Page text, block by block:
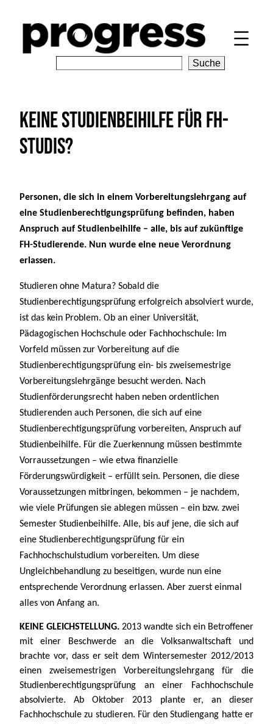
Inhalt
springen
c
h
Suche
Keine Studienbeihilfe für FH-
Studis?
Personen, die sich in einem Vorbereitungslehrgang auf
eine Studienberechtigungsprüfung befinden, haben
Anspruch auf Studienbeihilfe – alle, bis auf zukünftige
FH-Studierende. Nun wurde eine neue Verordnung
erlassen.
Studieren ohne Matura? Sobald die
Studienberechtigungsprüfung erfolgreich absolviert wurde,
ist das kein Problem. Ob an einer Universität,
Pädagogischen Hochschule oder Fachhochschule: Im
Vorfeld müssen zur Vorbereitung auf die
Studienberechtigungsprüfung ein- bis zweisemestrige
Vorbereitungslehrgänge besucht werden. Nach
Studienförderungsrecht haben neben ordentlichen
Studierenden auch Personen, die sich auf eine
Studienberechtigungsprüfung vorbereiten, Anspruch auf
Studienbeihilfe. Für die Zuerkennung müssen bestimmte
Vorraussetzungen – wie etwa finanzielle
Förderungswürdigkeit – erfüllt sein. Personen, die diese
Voraussetzungen mitbringen, bekommen – je nachdem,
wie viele Prüfungen sie ablegen müssen – ein bzw. zwei
Semester Studienbeihilfe. Alle, bis auf jene, die sich auf
eine Studienberechtigungsprüfung für ein
Fachhochschulstudium vorbereiten. Um diese
Ungleichbehandlung zu beseitigen, wurde nun eine
entsprechende Verordnung erlassen. Aber zuerst einmal
alles von Anfang an.
KEINE GLEICHSTELLUNG. 2013 wandte sich ein Betroffener
mit einer Beschwerde an die Volksanwaltschaft und
brachte vor, dass er seit dem Wintersemester 2012/2013
einen zweisemestrigen Vorbereitungslehrgang für die
Studienberechtigungsprüfung an einer Fachhochschule
absolvierte. Ab Oktober 2013 plante er, an dieser
Fachhochschule zu studieren. Für den Studiengang hatte er